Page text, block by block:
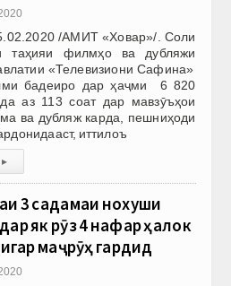
/АМИТ «Ховар»/. Соли
таҳияи филмҳо ва дубляжи
«Телевизиони Сафина»
бадеиро дар ҳаҷми 6 820
аз 113 соат дар мавзӯъҳои
ва дубляж карда, пешниҳоди
иттилоъ
▸
3 садамаи нохуши
як рӯз 4 нафар ҳалок
маҷрӯҳ гардид